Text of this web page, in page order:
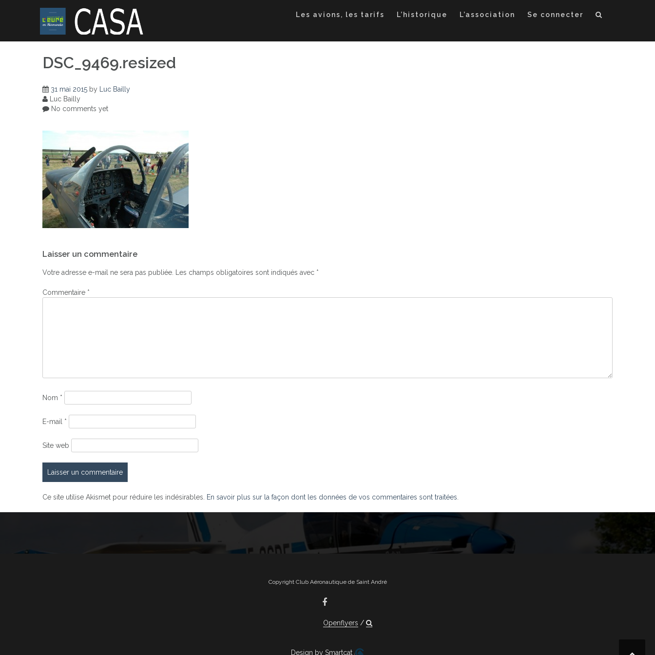
Les avions, les tarifs L’historique L’association Se connecter
DSC_9469.resized
31 mai 2015 by
Luc Bailly
Luc Bailly
No comments yet
de
l’article
Laisser un commentaire
Votre adresse e-mail ne sera pas publiée. Les champs obligatoires sont indiqués avec *
Commentaire *
Nom *
E-mail *
Site web
Ce site utilise Akismet pour réduire les indésirables. En savoir plus sur la façon dont les données de vos commentaires sont traitées.
Copyright Club Aéronautique de Saint André
Openflyers
Design by Smartcat